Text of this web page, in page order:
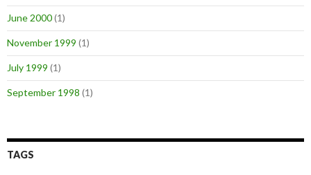
June 2000(1)
November 1999 (1)
July 1999 (1)
September 1998 (1)
TAGS